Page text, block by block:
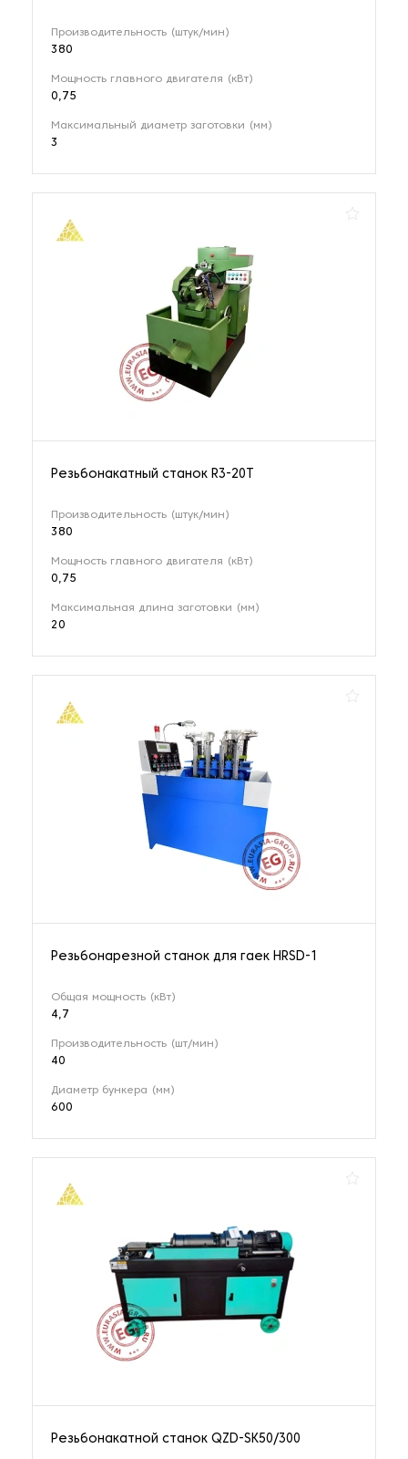
Производительность (штук/мин)
380
Мощность главного двигателя (кВт)
0,75
Максимальный диаметр заготовки (мм)
3
Резьбонакатный станок R3-20T
Производительность (штук/мин)
380
Мощность главного двигателя (кВт)
0,75
Максимальная длина заготовки (мм)
20
Резьбонарезной станок для гаек HRSD-1
Общая мощность (кВт)
4,7
Производительность (шт/мин)
40
Диаметр бункера (мм)
600
Резьбонакатной станок QZD-SK50/300